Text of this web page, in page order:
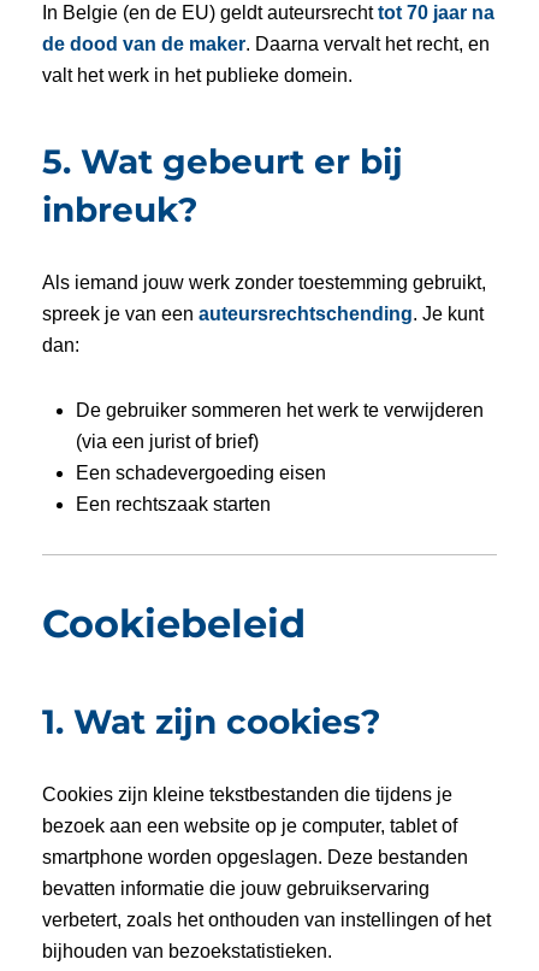
In Belgie (en de EU) geldt auteursrechttot 70 jaar na
de dood van de maker. Daarna vervalt het recht, en
valt het werk in het publieke domein.
5. Wat gebeurt er bij
inbreuk?
Als iemand jouw werk zonder toestemming gebruikt,
spreek je van een auteursrechtschending. Je kunt
dan:
De gebruiker sommeren het werk te verwijderen
(via een jurist of brief)
Een schadevergoeding eisen
Een rechtszaak starten
Cookiebeleid
1. Wat zijn cookies?
Cookies zijn kleine tekstbestanden die tijdens je
bezoek aan een website op je computer, tablet of
smartphone worden opgeslagen. Deze bestanden
bevatten informatie die jouw gebruikservaring
verbetert, zoals het onthouden van instellingen of het
bijhouden van bezoekstatistieken.